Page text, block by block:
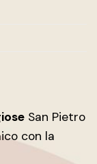
San Pietro
con la